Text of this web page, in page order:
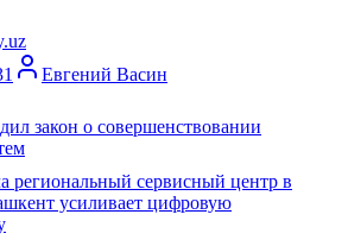
Евгений Васин
закон о совершенствовании
региональный сервисный центр в
усиливает цифровую